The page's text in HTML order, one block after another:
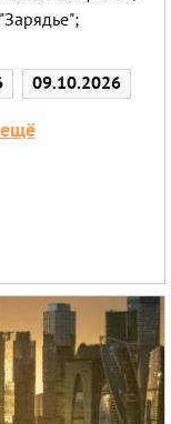
09.10.2026